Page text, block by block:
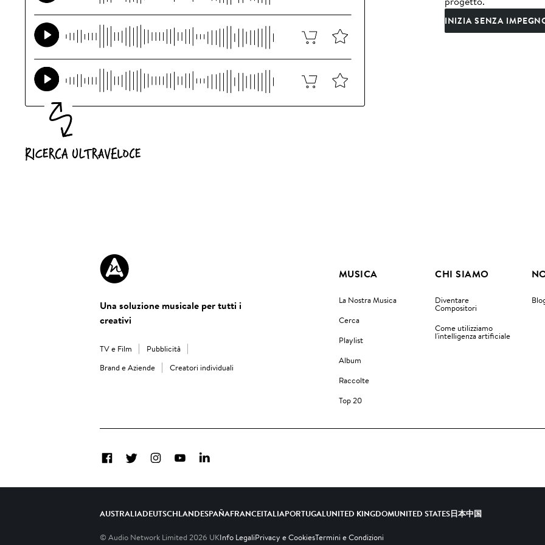
INIZIA SENZA
Una soluzione musicale per tutti i
creativi
TV e Film
Pubblicità
Brand e Aziende
Creatori individuali
MUSICA
La Nostra Musica
Cerca
Playlist
Album
Raccolte
Top 20
CHI SIAMO
Diventare
Compositori
Come utilizziamo
l'intelligenza artificiale
FacebookTwitterInstagramYouTubeLinkedIn
AUSTRALIADEUTSCHLANDESPAÑAFRANCEITALIAPORTUGALUNITED KINGDOMUNITED STATES日本中国
© Audio Network Limited 2026 UKInfo LegaliPrivacy e CookiesTermini e Condizioni